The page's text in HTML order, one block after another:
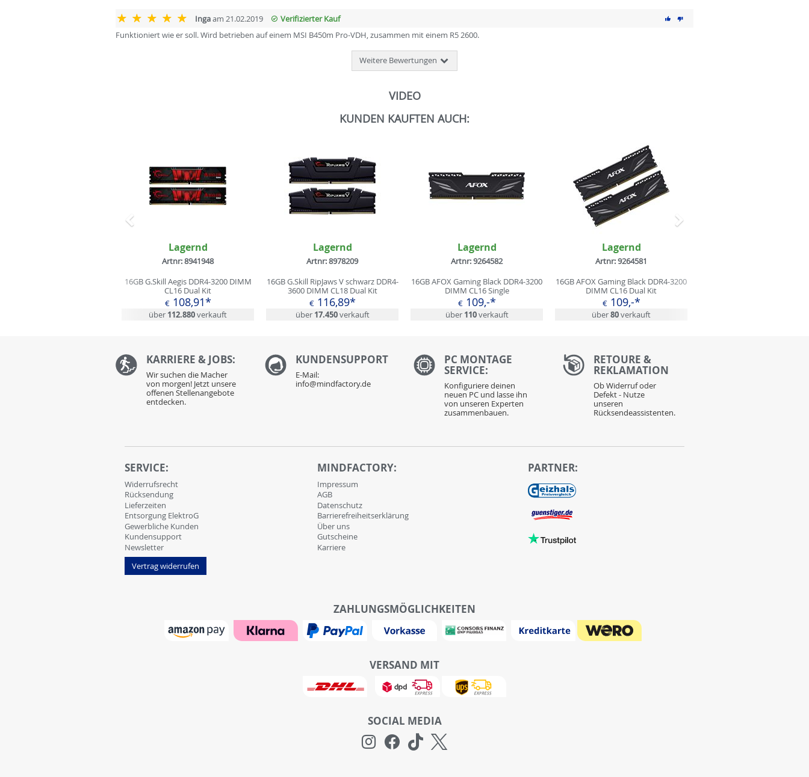
Ingaam 21.02.2019
Verifizierter Kauf
Funktioniert wie er soll. Wird betrieben auf einem MSI B450m Pro-VDH, zusammen mit einem R5 2600.
Weitere Bewertungen
VIDEO
KUNDEN KAUFTEN AUCH:
Lagernd
Artnr: 8941948
16GB G.Skill Aegis DDR4-3200 DIMM
CL16 Dual Kit
€108,91*
über 112.880verkauft
Lagernd
Artnr: 8978209
16GB G.Skill RipJaws V schwarz DDR4-
3600 DIMM CL18 Dual Kit
€116,89*
über 17.450verkauft
Lagernd
Artnr: 9264582
16GB AFOX Gaming Black DDR4-3200
DIMM CL16 Single
€109,-*
über 110verkauft
Lagernd
Artnr: 9264581
16GB AFOX Gaming Black DDR4-3200
DIMM CL16 Dual Kit
€109,-*
über80verkauft
Zurück Nächstes
KARRIERE & JOBS:
Wir suchen die Macher
von morgen! Jetzt unsere
offenen Stellenangebote
entdecken.
KUNDENSUPPORT
E-Mail:
info@mindfactory.de
PC MONTAGE
SERVICE:
Konfiguriere deinen
neuen PC und lasse ihn
von unseren Experten
zusammenbauen.
RETOURE &
REKLAMATION
Ob Widerruf oder
Defekt - Nutze
unseren
Rücksendeassistenten.
SERVICE:
Widerrufsrecht
Rücksendung
Lieferzeiten
Entsorgung ElektroG
Gewerbliche Kunden
Kundensupport
Newsletter
Vertrag widerrufen
MINDFACTORY:
Impressum
AGB
Datenschutz
Barrierefreiheitserklärung
Über uns
Gutscheine
Karriere
PARTNER:
ZAHLUNGSMÖGLICHKEITEN
VERSAND MIT
SOCIAL MEDIA